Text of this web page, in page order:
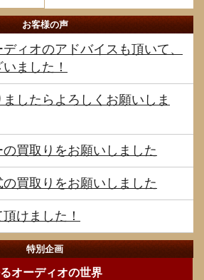
お客様の声
ィオのアドバイスも頂いて、
ました！
したらよろしくお願いしま
買取りをお願いしました
買取りをお願いしました
けました！
特別企画
オーディオの世界